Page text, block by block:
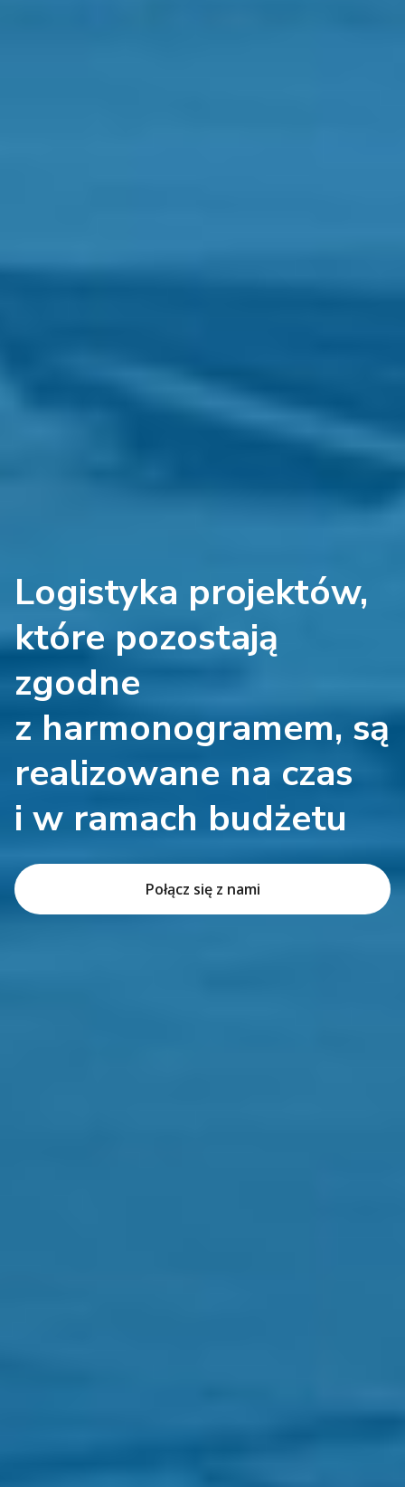
Logistyka projektów,
które pozostają
zgodne
z harmonogramem, są
realizowane na czas
i w ramach budżetu
Połącz się z nami